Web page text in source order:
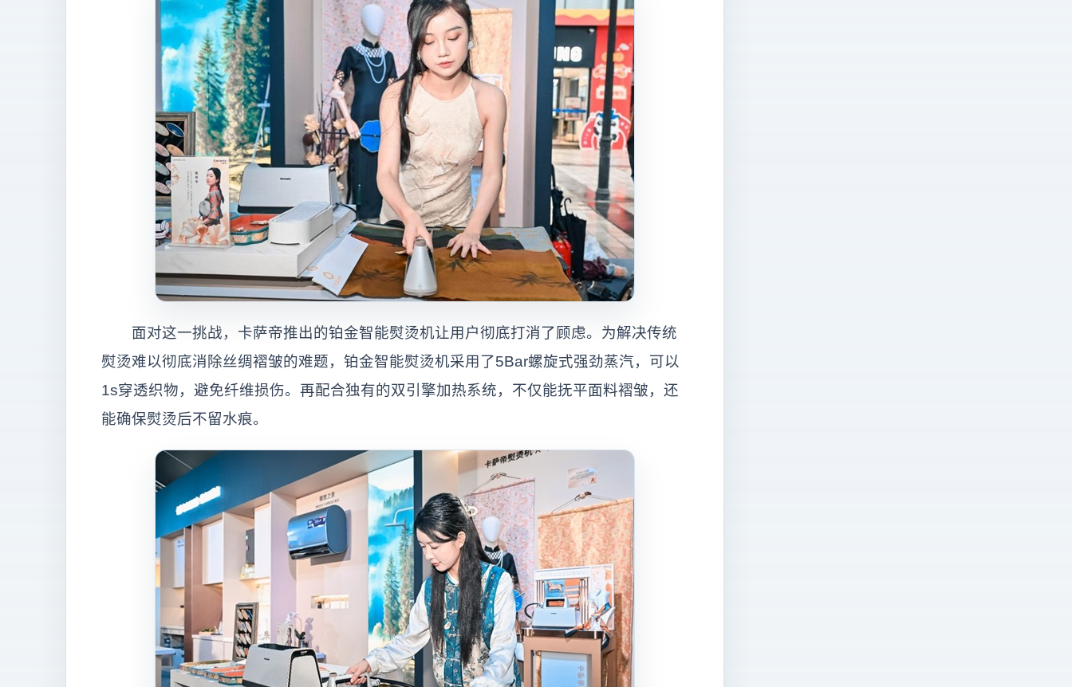
面对这一挑战，卡萨帝推出的铂金智能熨烫机让用户彻底打消了顾虑。为解决传统
熨烫难以彻底消除丝绸褶皱的难题，铂金智能熨烫机采用了5Bar螺旋式强劲蒸汽，可以
1s穿透织物，避免纤维损伤。再配合独有的双引擎加热系统，不仅能抚平面料褶皱，还
能确保熨烫后不留水痕。